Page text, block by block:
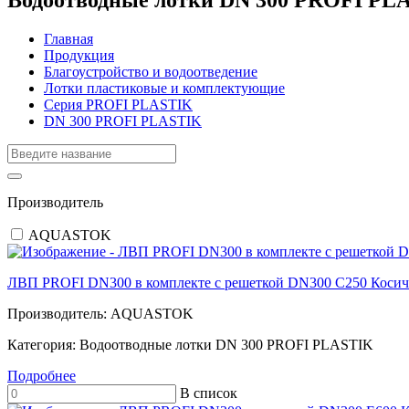
Главная
Продукция
Благоустройство и водоотведение
Лотки пластиковые и комплектующие
Серия PROFI PLASTIK
DN 300 PROFI PLASTIK
Производитель
AQUASTOK
ЛВП PROFI DN300 в комплекте с решеткой DN300 C250
Производитель: AQUASTOK
Категория: Водоотводные лотки DN 300 PROFI PLASTIK
Подробнее
В список